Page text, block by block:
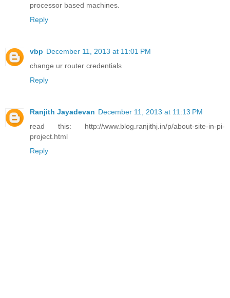
processor based machines.
Reply
vbp December 11, 2013 at 11:01 PM
change ur router credentials
Reply
Ranjith Jayadevan December 11, 2013 at 11:13 PM
read this: http://www.blog.ranjithj.in/p/about-site-in-pi-
project.html
Reply